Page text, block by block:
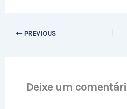
PREVIOUS
Deixe um